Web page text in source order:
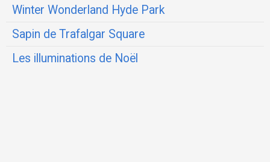
Winter Wonderland Hyde Park
Sapin de Trafalgar Square
Les illuminations de Noël